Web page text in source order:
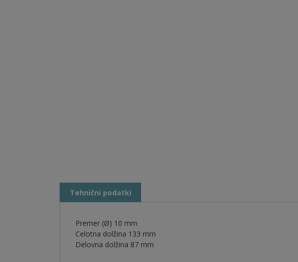
Tehnični podatki
Premer (Ø) 10 mm
Celotna dolžina 133 mm
Delovna dolžina 87 mm